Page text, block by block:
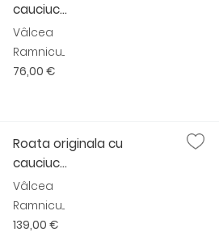
cauciuc...
Vâlcea
Ramnicu...
76,00 €
Roata originala cu
cauciuc...
Vâlcea
Ramnicu...
139,00 €